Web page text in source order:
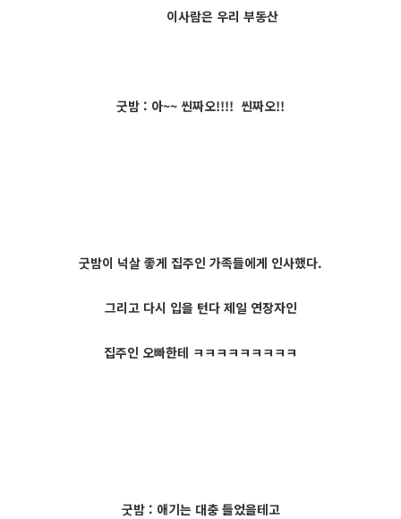
이사람은 우리 부동산
굿밤 : 아~~ 씬짜오!!!! 씬짜오!!
굿밤이 넉살 좋게 집주인 가족들에게 인사했다.
그리고 다시 입을 턴다 제일 연장자인
집주인 오빠한테 ㅋㅋㅋㅋㅋㅋㅋㅋㅋ
굿밤 : 애기는 대충 들었을테고